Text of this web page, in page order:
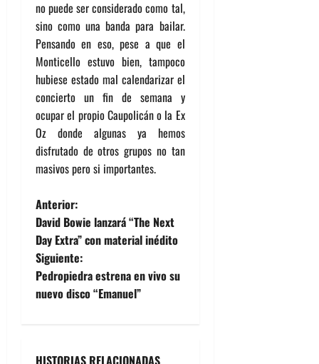
no puede ser considerado como tal,
sino como una banda para bailar.
Pensando en eso, pese a que el
Monticello estuvo bien, tampoco
hubiese estado mal calendarizar el
concierto un fin de semana y
ocupar el propio Caupolicán o la Ex
Oz donde algunas ya hemos
disfrutado de otros grupos no tan
masivos pero si importantes.
N
a
v
e
Anterior:
David Bowie lanzará “The Next
Day Extra” con material inédito
Siguiente:
Pedropiedra estrena en vivo su
nuevo disco “Emanuel”
HISTORIAS RELACIONADAS